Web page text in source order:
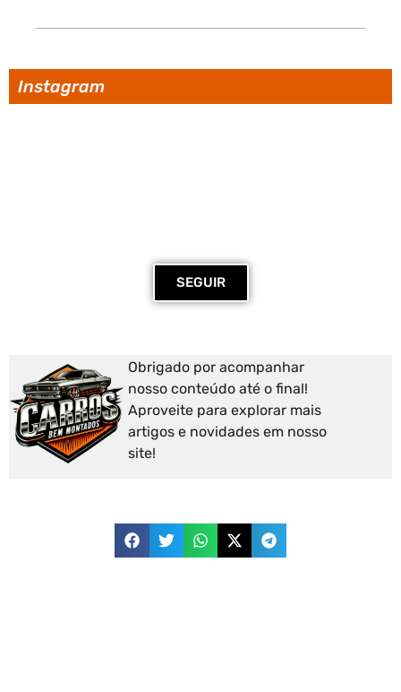
Instagram
SEGUIR
Obrigado por acompanhar
nosso conteúdo até o final!
Aproveite para explorar mais
artigos e novidades em nosso
site!